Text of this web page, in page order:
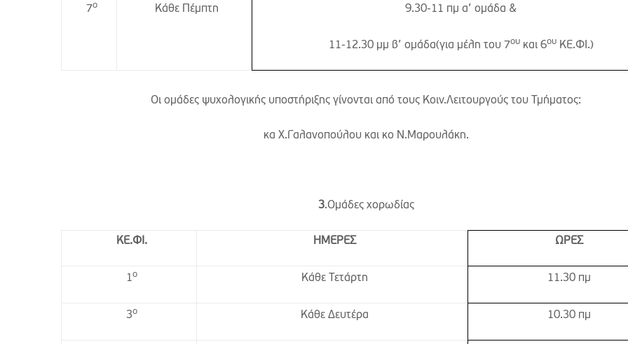
7ο Κάθε Πέμπτη 9.30-11 πμ α’ ομάδα &
11-12.30 μμ β’ ομάδα(για μέλη του 7ου και 6ου ΚΕ.ΦΙ.)
Οι ομάδες ψυχολογικής υποστήριξης γίνονται από τους Κοιν.Λειτουργούς του Τμήματος:
κα Χ.Γαλανοπούλου και κο Ν.Μαρουλάκη.
3.Ομάδες χορωδίας
ΚΕ.ΦΙ. ΗΜΕΡΕΣ ΩΡΕΣ
1ο Κάθε Τετάρτη 11.30 πμ
3ο Κάθε Δευτέρα 10.30 πμ